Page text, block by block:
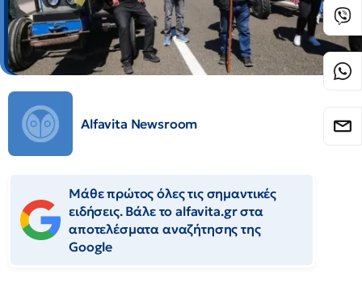
Alfavita Newsroom
Μάθε πρώτος όλες τις σημαντικές
ειδήσεις. Βάλε το alfavita.gr στα
αποτελέσματα αναζήτησης της
Google